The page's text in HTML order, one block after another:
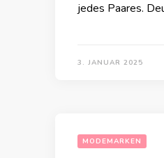
jedes Paares.
3. JANUAR 2025
MODEMARKEN